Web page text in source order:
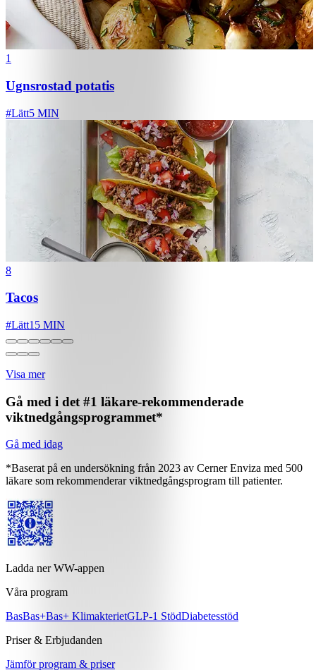
1
Ugnsrostad potatis
#Lätt5 MIN
8
Tacos
#Lätt15 MIN
Visa mer
Gå med i det #1 läkare-rekommenderade
viktnedgångsprogrammet*
Gå med idag
*Baserat på en undersökning från 2023 av Cerner Enviza med 500
läkare som rekommenderar viktnedgångsprogram till patienter.
Ladda ner WW-appen
Våra program
BasBas+Bas+ KlimakterietGLP-1 StödDiabetesstöd
Priser & Erbjudanden
Jämför program & priser